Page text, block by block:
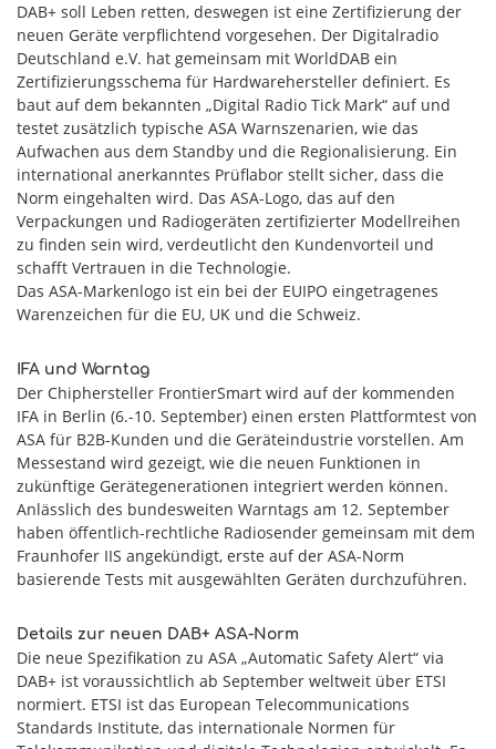
DAB+ soll Leben retten, deswegen ist eine Zertifizierung der
neuen Geräte verpflichtend vorgesehen. Der Digitalradio
Deutschland e.V. hat gemeinsam mit WorldDAB ein
Zertifizierungsschema für Hardwarehersteller definiert. Es
baut auf dem bekannten „Digital Radio Tick Mark“ auf und
testet zusätzlich typische ASA Warnszenarien, wie das
Aufwachen aus dem Standby und die Regionalisierung. Ein
international anerkanntes Prüflabor stellt sicher, dass die
Norm eingehalten wird. Das ASA-Logo, das auf den
Verpackungen und Radiogeräten zertifizierter Modellreihen
zu finden sein wird, verdeutlicht den Kundenvorteil und
schafft Vertrauen in die Technologie.
Das ASA-Markenlogo ist ein bei der EUIPO eingetragenes
Warenzeichen für die EU, UK und die Schweiz.
IFA und Warntag
Der Chiphersteller FrontierSmart wird auf der kommenden
IFA in Berlin (6.-10. September) einen ersten Plattformtest von
ASA für B2B-Kunden und die Geräteindustrie vorstellen. Am
Messestand wird gezeigt, wie die neuen Funktionen in
zukünftige Gerätegenerationen integriert werden können.
Anlässlich des bundesweiten Warntags am 12. September
haben öffentlich-rechtliche Radiosender gemeinsam mit dem
Fraunhofer IIS angekündigt, erste auf der ASA-Norm
basierende Tests mit ausgewählten Geräten durchzuführen.
Details zur neuen DAB+ ASA-Norm
Die neue Spezifikation zu ASA „Automatic Safety Alert“ via
DAB+ ist voraussichtlich ab September weltweit über ETSI
normiert. ETSI ist das European Telecommunications
Standards Institute, das internationale Normen für